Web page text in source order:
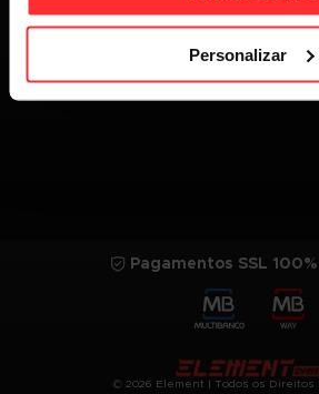
Personalizar
© 2026 Element | Todos os Direitos
Pagamentos SSL